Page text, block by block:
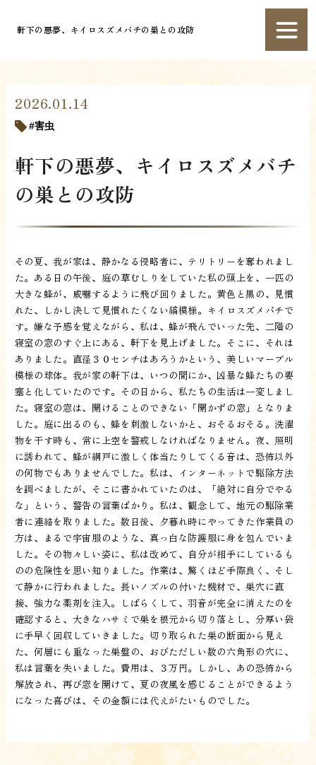
軒下の悪夢、キイロスズメバチの巣との攻防
2026.01.14
害虫
軒下の悪夢、キイロスズメバチ
の巣との攻防
その夏、我が家は、静かなる侵略者に、テリトリーを奪われまし
た。ある日の午後、庭の草むしりをしていた私の頭上を、一匹の
大きな蜂が、威嚇するように飛び回りました。黄色と黒の、見慣
れた、しかし決して見慣れたくない縞模様。キイロスズメバチで
す。嫌な予感を覚えながら、私は、蜂が飛んでいった先、二階の
寝室の窓のすぐ上にある、軒下を見上げました。そこに、それは
ありました。直径３０センチはあろうかという、美しいマーブル
模様の球体。我が家の軒下は、いつの間にか、凶暴な蜂たちの要
塞と化していたのです。その日から、私たちの生活は一変しまし
た。寝室の窓は、開けることのできない「開かずの窓」となりま
した。庭に出るのも、蜂を刺激しないかと、おそるおそる。洗濯
物を干す時も、常に上空を警戒しなければなりません。夜、照明
に誘われて、蜂が網戸に激しく体当たりしてくる音は、恐怖以外
の何物でもありませんでした。私は、インターネットで駆除方法
を調べましたが、そこに書かれていたのは、「絶対に自分でやる
な」という、警告の言葉ばかり。私は、観念して、地元の駆除業
者に連絡を取りました。数日後、夕暮れ時にやってきた作業員の
方は、まるで宇宙服のような、真っ白な防護服に身を包んでいま
した。その物々しい姿に、私は改めて、自分が相手にしているも
のの危険性を思い知りました。作業は、驚くほど手際良く、そし
て静かに行われました。長いノズルの付いた機材で、巣穴に直
接、強力な薬剤を注入。しばらくして、羽音が完全に消えたのを
確認すると、大きなハサミで巣を根元から切り落とし、分厚い袋
に手早く回収していきました。切り取られた巣の断面から見え
た、何層にも重なった巣盤の、おびただしい数の六角形の穴に、
私は言葉を失いました。費用は、３万円。しかし、あの恐怖から
解放され、再び窓を開けて、夏の夜風を感じることができるよう
になった喜びは、その金額には代えがたいものでした。